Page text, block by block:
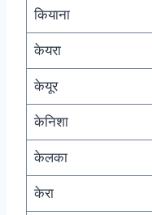
कियाना
केयरा
केयूर
केनिशा
केलका
केरा